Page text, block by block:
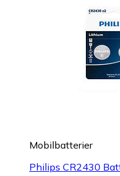
Mobilbatterier
Philips CR2430